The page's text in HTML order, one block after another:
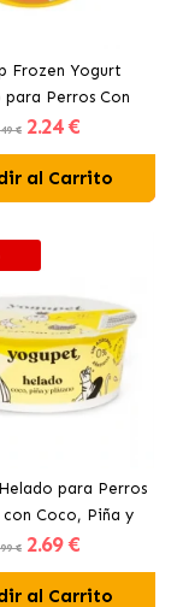
Frozen Yogurt
para Perros Con
Salmón
€ 2.24 €
al Carrito
para Perros
con Coco, Piña y
Plátano
€ 2.69 €
al Carrito